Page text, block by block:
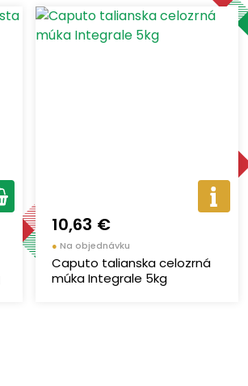
10,63 €
● Na objednávku
Caputo talianska celozrná
múka Integrale 5kg